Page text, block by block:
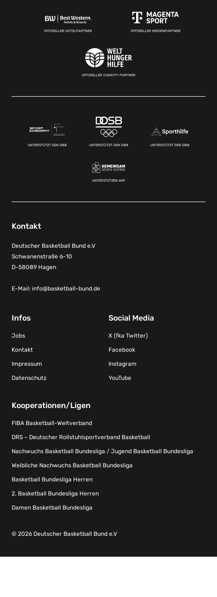
OFFIZIELLER HOTELPARTNER OFFIZIELLER MEDIENPARTNER
OFFIZIELLER CHARITY-PARTNER
UNTERSTÜTZT DEN DBB UNTERSTÜTZT DEN DBB UNTERSTÜTZT DEN DBB
UNTERSTÜTZEN WIR
Kontakt
Deutscher Basketball Bund e.V
Schwanenstraße 6-10
D-58089 Hagen
E-Mail: info@basketball-bund.de
Infos
Jobs
Kontakt
Impressum
Datenschutz
Social Media
X (fka Twitter)
Facebook
Instagram
YouTube
Kooperationen/Ligen
FIBA Basketball-Weltverband
DRS – Deutscher Rollstuhlsportverband Basketball
Nachwuchs Basketball Bundesliga / Jugend Basketball Bundesliga
Weibliche Nachwuchs Basketball Bundesliga
Basketball Bundesliga Herren
2. Basketball Bundesliga Herren
Damen Basketball Bundesliga
© 2026 Deutscher Basketball Bund e.V